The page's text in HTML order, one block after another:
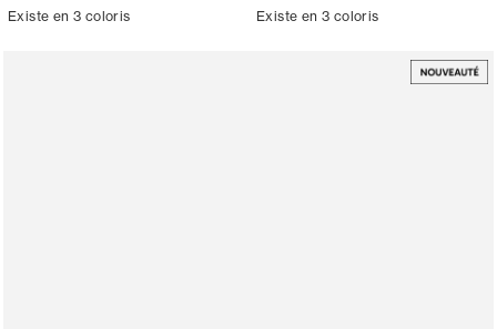
Existe en 3 coloris Existe en 3 coloris